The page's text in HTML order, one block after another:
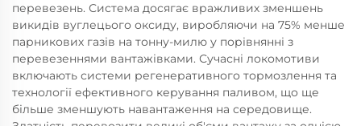
перевезень. Система досягає вражливих зменшень
викидів вуглецього оксиду, виробляючи на 75% менше
парникових газів на тонну-милю у порівнянні з
перевезеннями вантажівками. Сучасні локомотиви
включають системи регенеративного тормозлення та
технології ефективного керування паливом, що ще
більше зменшують навантаження на середовище.